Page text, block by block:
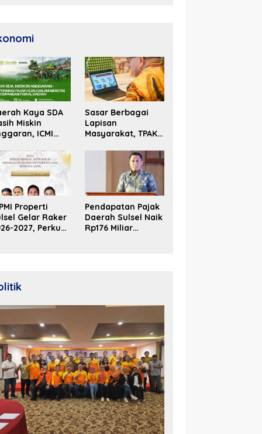
Kaya SDA
Miskin
ICMI
Fiskal
Sasar Berbagai
Lapisan
Masyarakat, TPAKD
Inklusi Keuangan
Properti
Gelar Raker
2027, Perkuat
Pendapatan Pajak
Daerah Sulsel Naik
Rp176 Miliar